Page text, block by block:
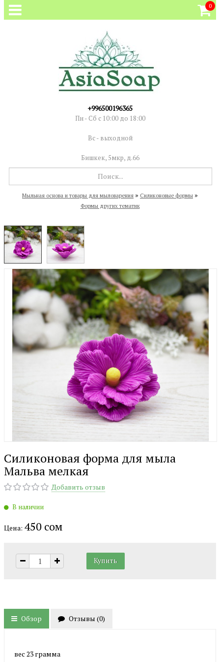
0
+996500196365
Пн - Сб с 10:00 до 18:00
Вс - выходной
Бишкек, 5мкр, д.66
Мыльная основа и товары для мыловарения » Силиконовые формы »
Формы других тематик
Силиконовая форма для мыла
Мальва мелкая
Добавить отзыв
В наличии
Цена: 450 сом
Обзор Отзывы (0)
вес 23 грамма